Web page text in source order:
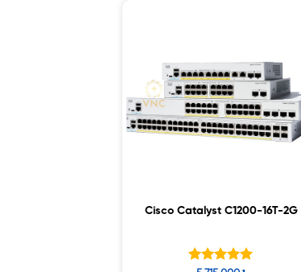
Cisco Catalyst C1200-16T-2G